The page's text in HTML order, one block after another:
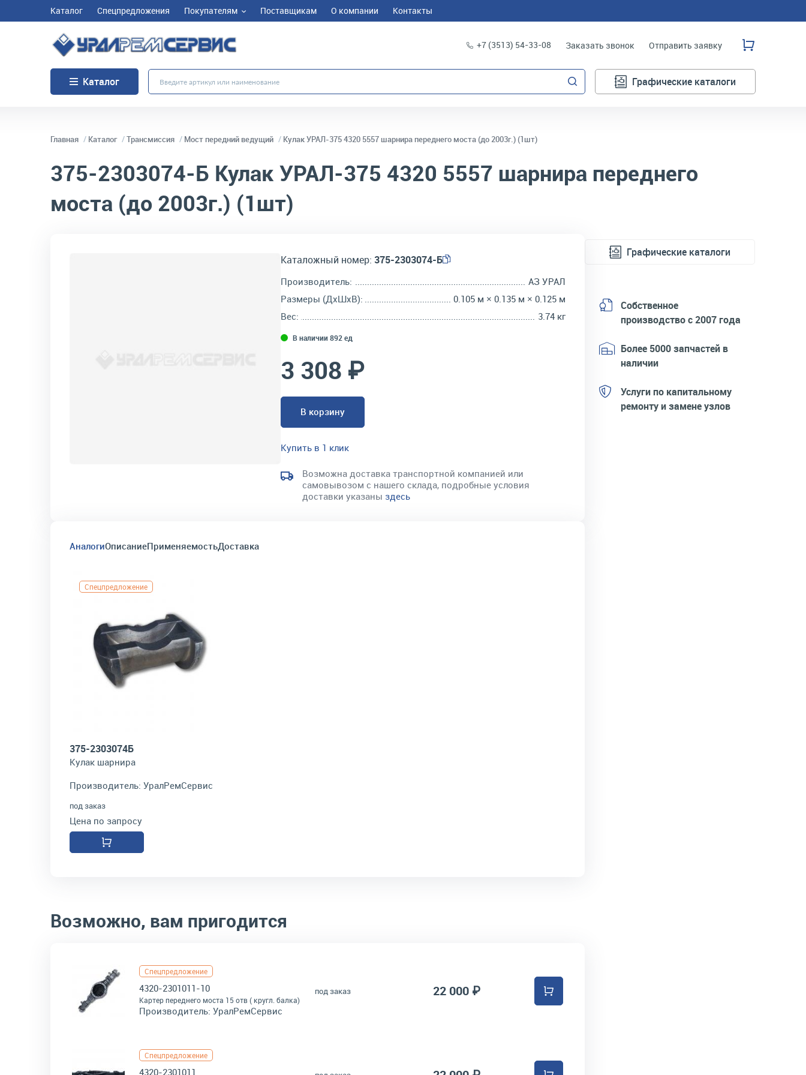
Каталог Спецпредложения Покупателям Поставщикам О компании Контакты
+7 (3513) 54-33-08 Заказать звонок Отправить заявку
Каталог Графические каталоги
Главная Каталог Трансмиссия Мост передний ведущий Кулак УРАЛ-375 4320 5557 шарнира переднего моста (до 2003г.) (1шт)
375-2303074-Б Кулак УРАЛ-375 4320 5557 шарнира переднего
моста (до 2003г.) (1шт)
Каталожный номер: 375-2303074-Б
Производитель:
АЗ УРАЛ
Размеры (ДхШхВ):
0.105 м × 0.135 м × 0.125 м
Вес:
3.74 кг
В наличии 892 ед
3 308 ₽
В корзину
Купить в 1 клик
Возможна доставка транспортной компанией или
самовывозом с нашего склада, подробные условия
доставки указаны здесь
АналогиОписаниеПрименяемостьДоставка
Спецпредложение
375-2303074Б
Кулак шарнира
Производитель: УралРемСервис
под заказ
Цена по запросу
Возможно, вам пригодится
Спецпредложение
4320-2301011-10
Картер переднего моста 15 отв ( кругл. балка)
Производитель: УралРемСервис
под заказ 22 000 ₽
Спецпредложение
4320-2301011
Графические каталоги
Собственное
производство с 2007 года
Более 5000 запчастей в
наличии
Услуги по капитальному
ремонту и замене узлов